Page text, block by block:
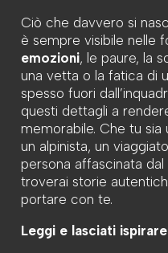
Ciò che davvero si
è sempre visibile nelle
emozioni, le paure, la
una vetta o la fatica di
spesso fuori
questi dettagli a
memorabile. Che tu sia
un alpinista, un
persona affascinata
troverai storie
portare con te.
Leggi e lasciati